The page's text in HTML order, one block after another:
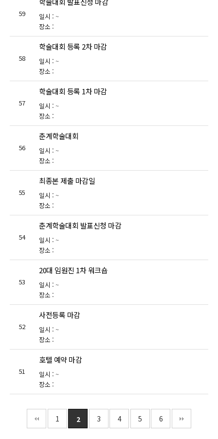
59 일시 : ~
장소 :
58
학술대회 등록 2차 마감
일시 : ~
장소 :
57
학술대회 등록 1차 마감
일시 : ~
장소 :
56
춘계학술대회
일시 : ~
장소 :
55
최종본 제출 마감일
일시 : ~
장소 :
54
춘계학술대회 발표신청 마감
일시 : ~
장소 :
53
20대 임원진 1차 워크숍
일시 : ~
장소 :
52
사전등록 마감
일시 : ~
장소 :
51
호텔 예약 마감
일시 : ~
장소 :
1 2 3 4 5 6